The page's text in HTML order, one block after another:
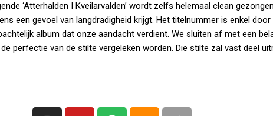
‘Atterhalden I Kveilarvalden’ wordt zelfs helemaal clean
een gevoel van langdradigheid krijgt. Het titelnummer is enkel
album dat onze aandacht verdient. We sluiten af met een
perfectie van de stilte vergeleken worden. Die stilte zal vast deel